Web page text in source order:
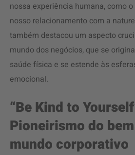
nossa experiência humana, como
nosso relacionamento com a
também destacou um aspecto
mundo dos negócios, que se
saúde física e se estende às
emocional.
“Be Kind to
Pioneirismo do
mundo corporativo